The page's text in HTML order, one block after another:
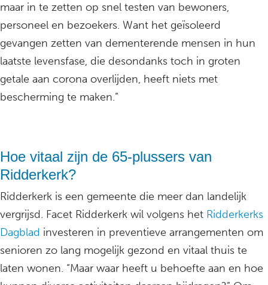
maar in te zetten op snel testen van bewoners,
personeel en bezoekers. Want het geïsoleerd
gevangen zetten van dementerende mensen in hun
laatste levensfase, die desondanks toch in groten
getale aan corona overlijden, heeft niets met
bescherming te maken.”
Hoe vitaal zijn de 65-plussers van
Ridderkerk?
Ridderkerk is een gemeente die meer dan landelijk
vergrijsd. Facet Ridderkerk wil volgens het Ridderkerks
Dagblad investeren in preventieve arrangementen om
senioren zo lang mogelijk gezond en vitaal thuis te
laten wonen. “Maar waar heeft u behoefte aan en hoe